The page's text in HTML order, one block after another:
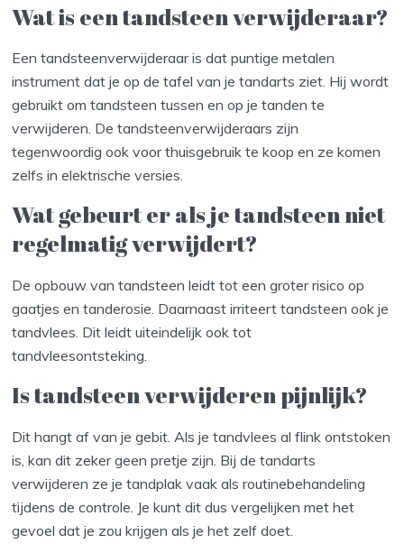
Wat is een tandsteen verwijderaar?
Een tandsteenverwijderaar is dat puntige metalen
instrument dat je op de tafel van je tandarts ziet. Hij wordt
gebruikt om tandsteen tussen en op je tanden te
verwijderen. De tandsteenverwijderaars zijn
tegenwoordig ook voor thuisgebruik te koop en ze komen
zelfs in elektrische versies.
Wat gebeurt er als je tandsteen niet
regelmatig verwijdert?
De opbouw van tandsteen leidt tot een groter risico op
gaatjes en tanderosie. Daarnaast irriteert tandsteen ook je
tandvlees. Dit leidt uiteindelijk ook tot
tandvleesontsteking.
Is tandsteen verwijderen pijnlijk?
Dit hangt af van je gebit. Als je tandvlees al flink ontstoken
is, kan dit zeker geen pretje zijn. Bij de tandarts
verwijderen ze je tandplak vaak als routinebehandeling
tijdens de controle. Je kunt dit dus vergelijken met het
gevoel dat je zou krijgen als je het zelf doet.